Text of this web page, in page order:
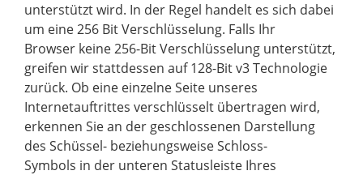
unterstützt wird. In der Regel handelt es sich dabei
um eine 256 Bit Verschlüsselung. Falls Ihr
Browser keine 256-Bit Verschlüsselung unterstützt,
greifen wir stattdessen auf 128-Bit v3 Technologie
zurück. Ob eine einzelne Seite unseres
Internetauftrittes verschlüsselt übertragen wird,
erkennen Sie an der geschlossenen Darstellung
des Schüssel- beziehungsweise Schloss-
Symbols in der unteren Statusleiste Ihres